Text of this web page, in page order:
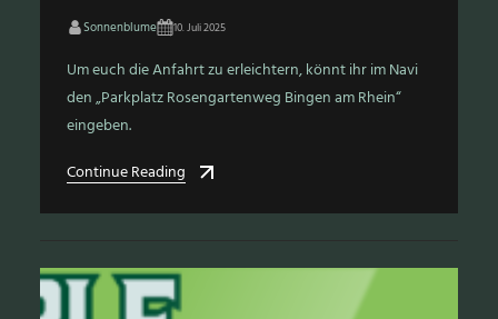
Sonnenblume 10. Juli 2025
Um euch die Anfahrt zu erleichtern, könnt ihr im Navi
den „Parkplatz Rosengartenweg Bingen am Rhein“
eingeben.
Continue Reading